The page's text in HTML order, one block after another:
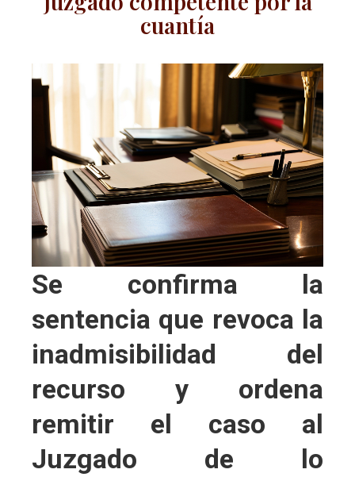
cuantía
Se confirma la
sentencia que revoca la
inadmisibilidad del
recurso y ordena
remitir el caso al
Juzgado de lo